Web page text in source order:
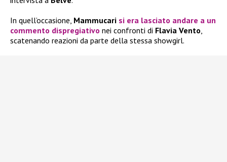
In quell’occasione, Mammucari si era lasciato andare a un
commento dispregiativo nei confronti di Flavia Vento
scatenando reazioni da parte della stessa showgirl.